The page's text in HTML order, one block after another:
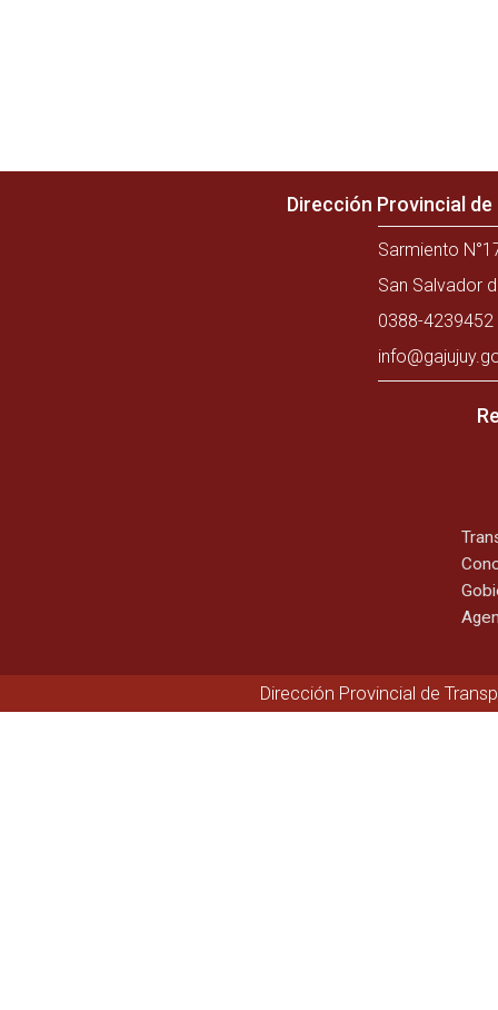
Dirección Provincial
Sarmiento
San Salvador
0388-
Dirección Provincial de